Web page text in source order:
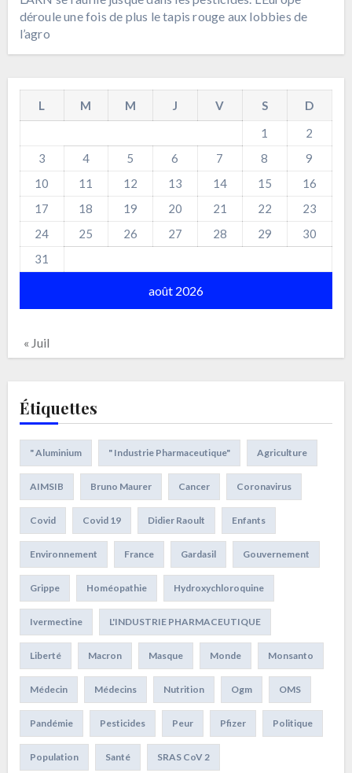
déroule une fois de plus le tapis rouge aux lobbies de
l’agro
août 2026
L M M J V S
D
1
2
3
4 5 6 7 8
9
10
11 12 13 14 15
16
17
18 19 20 21 22
23
24
25 26 27 28 29
30
31
« Juil
Étiquettes
" Aluminium " Industrie Pharmaceutique" Agriculture
AIMSIB Bruno Maurer Cancer Coronavirus
Covid Covid 19 Didier Raoult Enfants
Environnement France Gardasil Gouvernement
Grippe Homéopathie Hydroxychloroquine
Ivermectine L'INDUSTRIE PHARMACEUTIQUE
Liberté Macron Masque Monde Monsanto
Médecin Médecins Nutrition Ogm OMS
Pandémie Pesticides Peur Pfizer Politique
Population Santé SRAS CoV 2